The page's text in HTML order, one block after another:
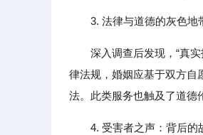
3. 法律与道德的灰色地
深入调查后发现，“真
律法规，婚姻应基于双方自
法。此类服务也触及了道德
4. 受害者之声：背后的